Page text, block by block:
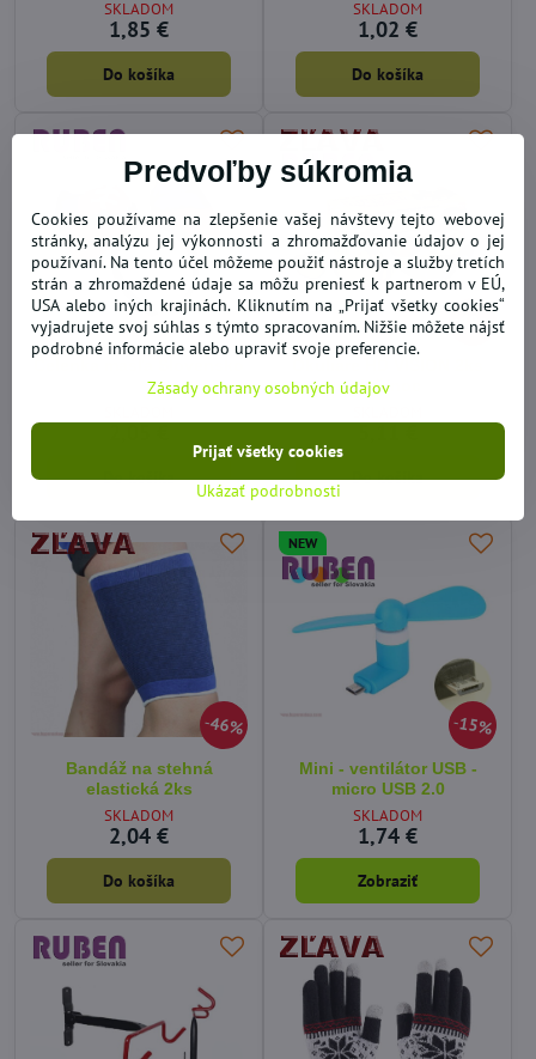
SKLADOM
1,85 €
Do košíka
SKLADOM
1,02 €
Do košíka
Čelenka mašľa Slovensko
Do košíka
49%
Okuliare HD VISION 2ks
deň/noc
Do košíka
46%
Bandáž na stehná
elastická 2ks
SKLADOM
2,04 €
Do košíka
15%
NEW
Mini - ventilátor USB -
micro USB 2.0
SKLADOM
1,74 €
Zobraziť
Predvoľby súkromia
Cookies používame na zlepšenie vašej návštevy tejto webovej
stránky, analýzu jej výkonnosti a zhromažďovanie údajov o jej
používaní. Na tento účel môžeme použiť nástroje a služby tretích
strán a zhromaždené údaje sa môžu preniesť k partnerom v EÚ,
USA alebo iných krajinách. Kliknutím na „Prijať všetky cookies“
vyjadrujete svoj súhlas s týmto spracovaním. Nižšie môžete nájsť
podrobné informácie alebo upraviť svoje preferencie.
Zásady ochrany osobných údajov
Ukázať podrobnosti
Prijať všetky cookies